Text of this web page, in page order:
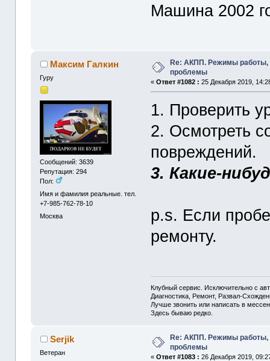
Машина 2002
Максим Галкин
Гуру
Сообщений: 3639
Репутация: 294
Пол:
Имя и фамилия реальные. тел.
+7-985-762-78-10
Москва
Re: АКПП. Режимы работы,
проблемы
«Ответ #1082 : 25 Декабря 2019,
1. Проверить
2. Осмотреть
повреждений.
3. Какие-
p.s. Если
ремонту.
Клубный сервис. Исключительно с
Диагностика, Ремонт, Развал-
Лучше звонить или написать в
Здесь бываю редко.
Serjik
Ветеран
Re: АКПП. Режимы работы,
проблемы
«Ответ #1083 : 26 Декабря 2019,